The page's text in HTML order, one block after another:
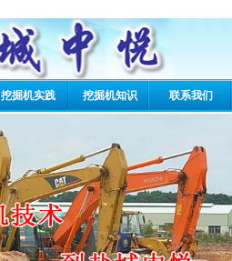
挖掘机实践 挖掘机知识 联系我们